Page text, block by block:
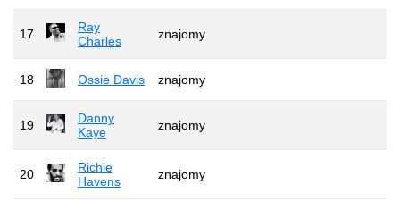
17
Ray
Charles
znajomy
18 Ossie Davis znajomy
19
Danny
Kaye
znajomy
20
Richie
Havens
znajomy